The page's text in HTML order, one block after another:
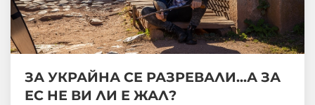
ЗА УКРАЙНА СЕ РАЗРЕВАЛИ...А ЗА
ЕС НЕ ВИ ЛИ Е ЖАЛ?